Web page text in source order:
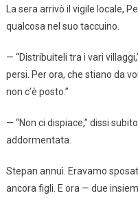
La sera arrivò il vigile locale,
qualcosa nel suo taccuino.
— “Distribuiteli tra i vari
persi. Per ora, che stiano da
non c’è posto.”
— “Non ci dispiace,” dissi
addormentata.
Stepan annuì. Eravamo
ancora figli. E ora — due